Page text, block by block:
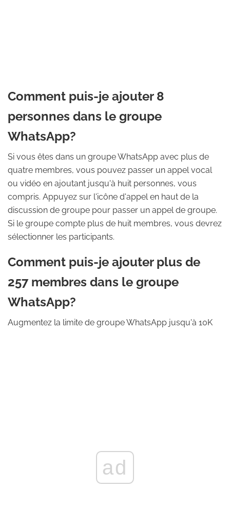
Comment puis-je ajouter 8
personnes dans le groupe
WhatsApp?
Si vous êtes dans un groupe WhatsApp avec plus de
quatre membres, vous pouvez passer un appel vocal
ou vidéo en ajoutant jusqu'à huit personnes, vous
compris. Appuyez sur l'icône d'appel en haut de la
discussion de groupe pour passer un appel de groupe.
Si le groupe compte plus de huit membres, vous devrez
sélectionner les participants.
Comment puis-je ajouter plus de
257 membres dans le groupe
WhatsApp?
Augmentez la limite de groupe WhatsApp jusqu'à 10K
ad